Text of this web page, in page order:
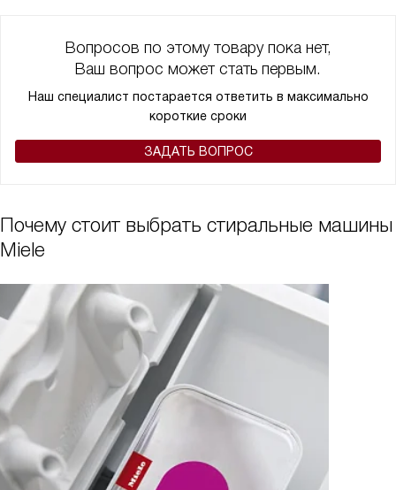
Вопросов по этому товару пока нет,
Ваш вопрос может стать первым.
Наш специалист постарается ответить в максимально
короткие сроки
ЗАДАТЬ ВОПРОС
Почему стоит выбрать стиральные машины
Miele